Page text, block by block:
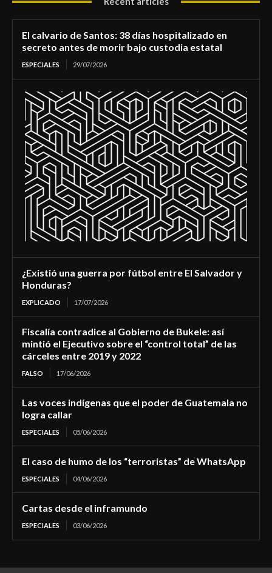
El calvario de Santos: 38 días hospitalizado en
secreto antes de morir bajo custodia estatal
ESPECIALES 29/07/2026
¿Existió una guerra por fútbol entre El Salvador y
Honduras?
EXPLICADO 17/07/2026
Fiscalía contradice al Gobierno de Bukele: así
mintió el Ejecutivo sobre el “control total” de las
cárceles entre 2019 y 2022
FALSO 17/06/2026
Las voces indígenas que el poder de Guatemala no
logra callar
ESPECIALES 05/06/2026
El caso de humo de los “terroristas” de WhatsApp
ESPECIALES 04/06/2026
Cartas desde el inframundo
ESPECIALES 03/06/2026